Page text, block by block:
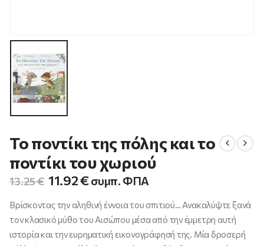
Το ποντίκι της πόλης και το
ποντίκι του χωριού
13.25€ Original
was:
13.25 €.
11.92€Η
τρέχουσα
τιμή
είναι:
11.92 €.
συμπ. ΦΠΑ
Βρίσκοντας την αληθινή έννοια του σπιτιού… Ανακαλύψτε ξανά
τον κλασικό μύθο του Αισώπου μέσα από την έμμετρη αυτή
ιστορία και την ευρηματική εικονογράφησή της. Μία δροσερή